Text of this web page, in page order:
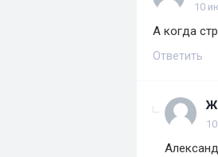
10
А когда
Ответить